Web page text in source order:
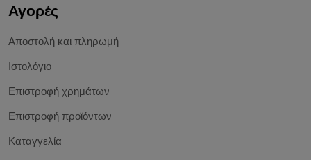
Αγορές
Αποστολή και πληρωμή
Ιστολόγιο
Επιστροφή χρημάτων
Επιστροφή προϊόντων
Καταγγελία